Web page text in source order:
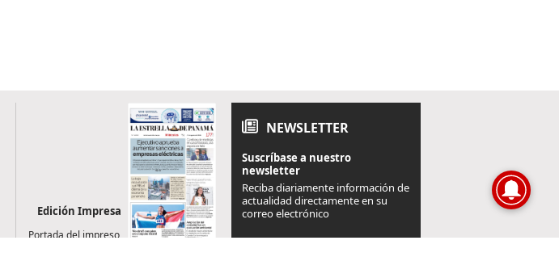
Edición Impresa
Portada del impreso
NEWSLETTER
Suscríbase a nuestro
newsletter
Reciba diariamente información de
actualidad directamente en su
correo electrónico